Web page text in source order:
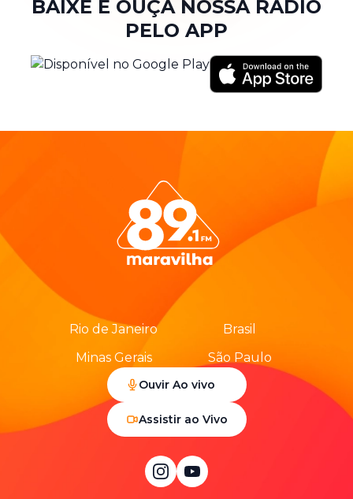
BAIXE E OUÇA NOSSA RÁDIO
PELO APP
Rio de Janeiro
Brasil
Minas Gerais
São Paulo
Ouvir Ao vivo
Assistir ao Vivo